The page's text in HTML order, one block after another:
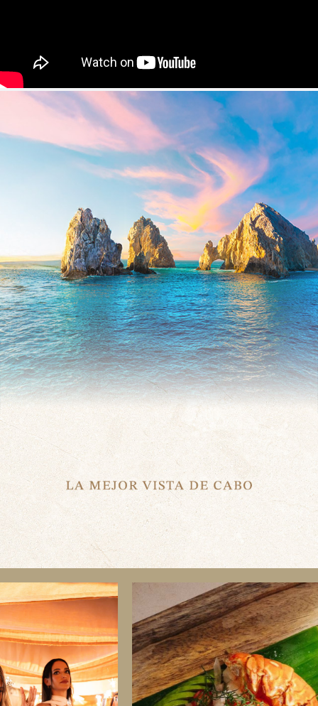
CANCÚN
TULUM
PLAYA
DEL